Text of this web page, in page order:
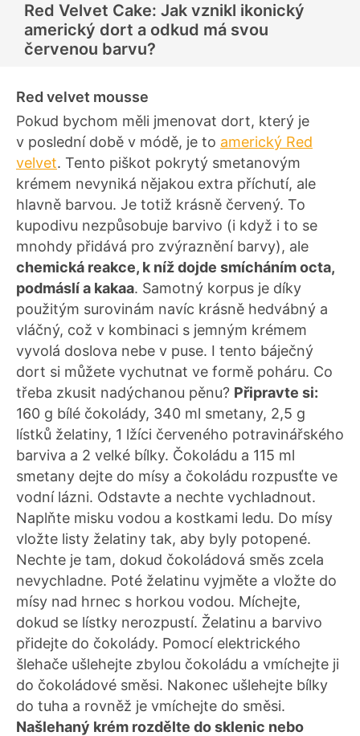
Red Velvet Cake: Jak vznikl ikonický
americký dort a odkud má svou
červenou barvu?
Red velvet mousse
Pokud bychom měli jmenovat dort, který je
v poslední době v módě, je to americký Red
velvet. Tento piškot pokrytý smetanovým
krémem nevyniká nějakou extra příchutí, ale
hlavně barvou. Je totiž krásně červený. To
kupodivu nezpůsobuje barvivo (i když i to se
mnohdy přidává pro zvýraznění barvy), ale
chemická reakce, k níž dojde smícháním octa,
podmáslí a kakaa. Samotný korpus je díky
použitým surovinám navíc krásně hedvábný a
vláčný, což v kombinaci s jemným krémem
vyvolá doslova nebe v puse. I tento báječný
dort si můžete vychutnat ve formě poháru. Co
třeba zkusit nadýchanou pěnu? Připravte si:
160 g bílé čokolády, 340 ml smetany, 2,5 g
lístků želatiny, 1 lžíci červeného potravinářského
barviva a 2 velké bílky. Čokoládu a 115 ml
smetany dejte do mísy a čokoládu rozpusťte ve
vodní lázni. Odstavte a nechte vychladnout.
Naplňte misku vodou a kostkami ledu. Do mísy
vložte listy želatiny tak, aby byly potopené.
Nechte je tam, dokud čokoládová směs zcela
nevychladne. Poté želatinu vyjměte a vložte do
mísy nad hrnec s horkou vodou. Míchejte,
dokud se lístky nerozpustí. Želatinu a barvivo
přidejte do čokolády. Pomocí elektrického
šlehače ušlehejte zbylou čokoládu a vmíchejte ji
do čokoládové směsi. Nakonec ušlehejte bílky
do tuha a rovněž je vmíchejte do směsi.
Našlehaný krém rozdělte do sklenic nebo